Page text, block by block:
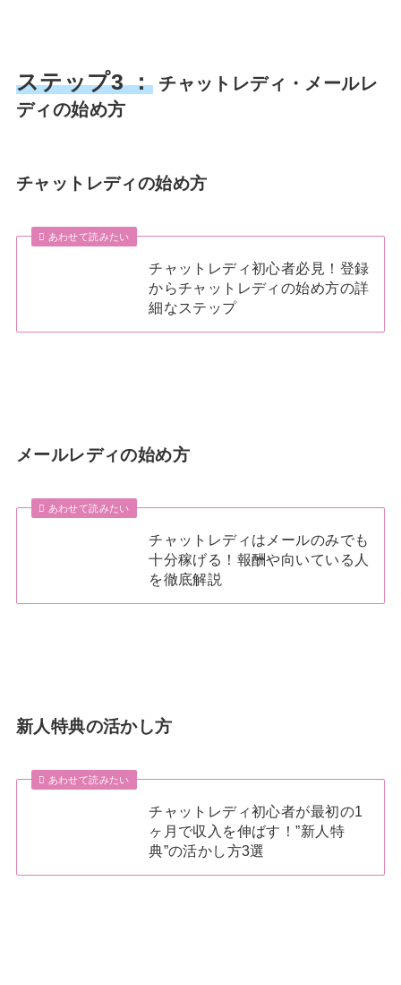
ステップ3 ：チャットレディ・メールレ
ディの始め方
チャットレディの始め方
あわせて読みたい
チャットレディ初心者必見！登録
からチャットレディの始め方の詳
細なステップ
メールレディの始め方
あわせて読みたい
チャットレディはメールのみでも
十分稼げる！報酬や向いている人
を徹底解説
新人特典の活かし方
あわせて読みたい
チャットレディ初心者が最初の1
ヶ月で収入を伸ばす！”新人特
典”の活かし方3選